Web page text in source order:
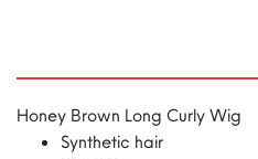
Honey Brown Long Curly Wig
Synthetic hair